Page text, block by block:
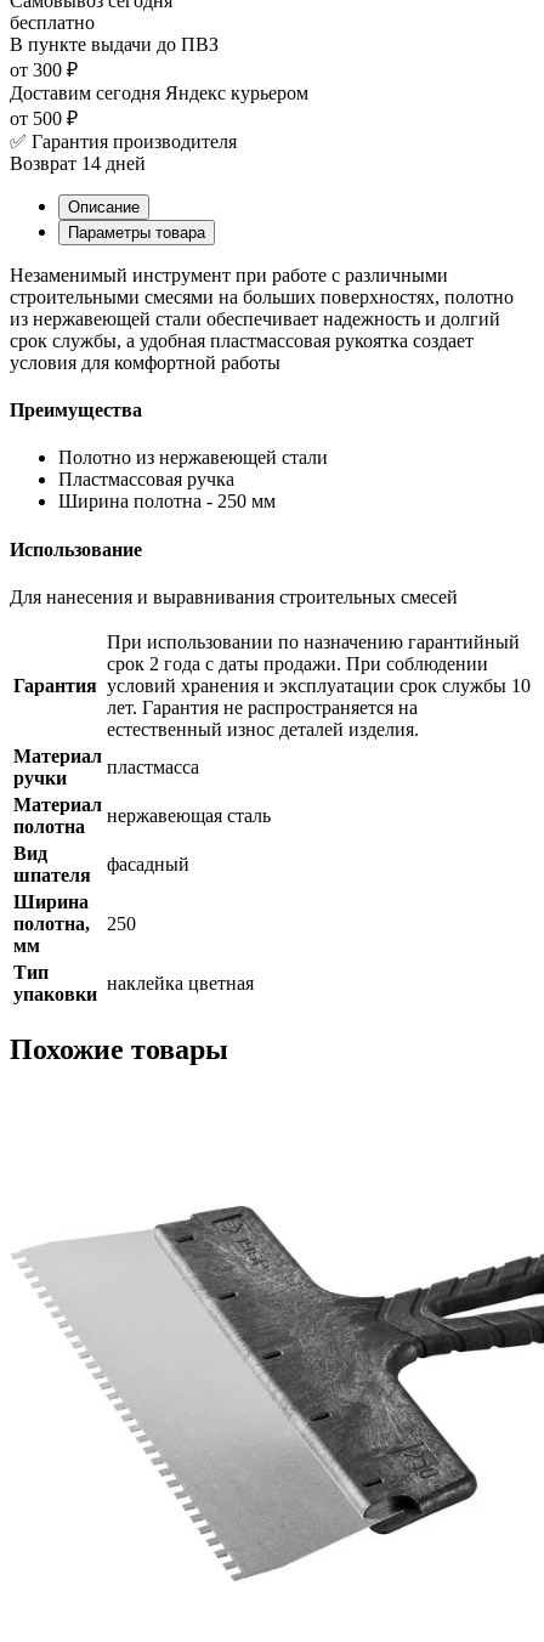
бесплатно
В пункте выдачи до ПВЗ
от 300 ₽
Доставим сегодня Яндекс курьером
от 500 ₽
✅ Гарантия производителя
Возврат 14 дней
Описание
Параметры товара
Незаменимый инструмент при работе с различными
строительными смесями на больших поверхностях, полотно
из нержавеющей стали обеспечивает надежность и долгий
срок службы, а удобная пластмассовая рукоятка создает
условия для комфортной работы
Преимущества
Полотно из нержавеющей стали
Пластмассовая ручка
Ширина полотна - 250 мм
Использование
Для нанесения и выравнивания строительных смесей
Гарантия
При использовании по назначению гарантийный
срок 2 года с даты продажи. При соблюдении
условий хранения и эксплуатации срок службы 10
лет. Гарантия не распространяется на
естественный износ деталей изделия.
Материал
ручки
пластмасса
Материал
полотна
нержавеющая сталь
Вид
шпателя
фасадный
Ширина
полотна,
мм
250
Тип
упаковки
наклейка цветная
Похожие товары